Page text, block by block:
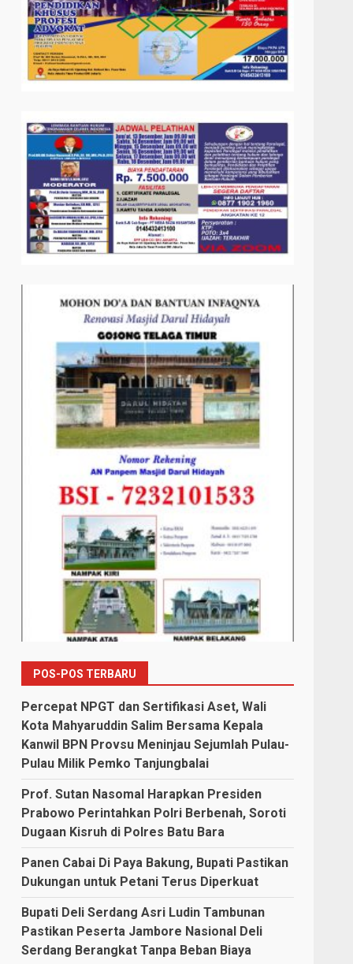
POS-POS TERBARU
Percepat NPGT dan Sertifikasi Aset, Wali
Kota Mahyaruddin Salim Bersama Kepala
Kanwil BPN Provsu Meninjau Sejumlah Pulau-
Pulau Milik Pemko Tanjungbalai
Prof. Sutan Nasomal Harapkan Presiden
Prabowo Perintahkan Polri Berbenah, Soroti
Dugaan Kisruh di Polres Batu Bara
Panen Cabai Di Paya Bakung, Bupati Pastikan
Dukungan untuk Petani Terus Diperkuat
Bupati Deli Serdang Asri Ludin Tambunan
Pastikan Peserta Jambore Nasional Deli
Serdang Berangkat Tanpa Beban Biaya